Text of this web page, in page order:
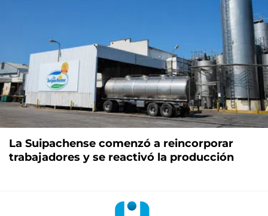
La Suipachense comenzó a reincorporar
trabajadores y se reactivó la producción